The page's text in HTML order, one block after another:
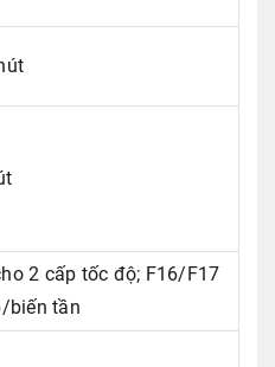
2 cấp tốc độ; F16/F17
biến tần